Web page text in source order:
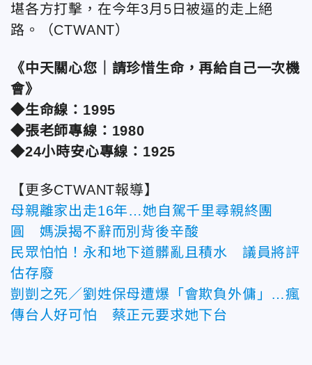
堪各方打擊，在今年3月5日被逼的走上絕
路。（CTWANT）
《中天關心您｜請珍惜生命，再給自己一次機
會》
◆生命線：1995
◆張老師專線：1980
◆24小時安心專線：1925
【更多CTWANT報導】
母親離家出走16年…她自駕千里尋親終團
圓 媽淚揭不辭而別背後辛酸
民眾怕怕！永和地下道髒亂且積水 議員將評
估存廢
剴剴之死／劉姓保母遭爆「會欺負外傭」…瘋
傳台人好可怕 蔡正元要求她下台